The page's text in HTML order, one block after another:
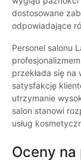
dostosowane
odpowiadające
Personel salonu
przekłada się
satysfakcję
utrzymanie
salon stanowi
usług
Oceny